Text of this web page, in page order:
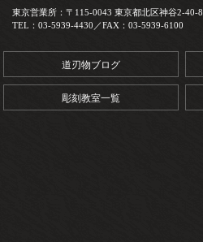
東京営業所：〒115-0043 東京都北区神谷2-40-8
TEL：03-5939-4430／FAX：03-5939-6100
道刃物ブログ
彫刻教室一覧